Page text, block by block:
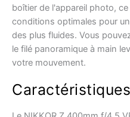
boîtier de l'appareil photo,
conditions optimales pour
des plus fluides. Vous
le filé panoramique à main
votre mouvement.